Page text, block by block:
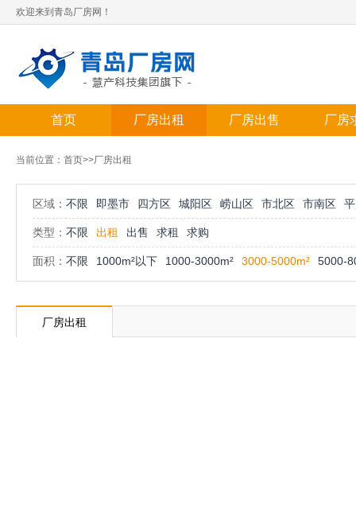
欢迎来到青岛厂房网！
首页 厂房出租 厂房出售 厂房
当前位置： 首页>>厂房出租
区域： 不限 即墨市 四方区 城阳区 崂山区 市北区 市南区
类型： 不限 出租 出售 求租 求购
面积： 不限 1000m²以下 1000-3000m² 3000-5000m² 5000-
厂房出租